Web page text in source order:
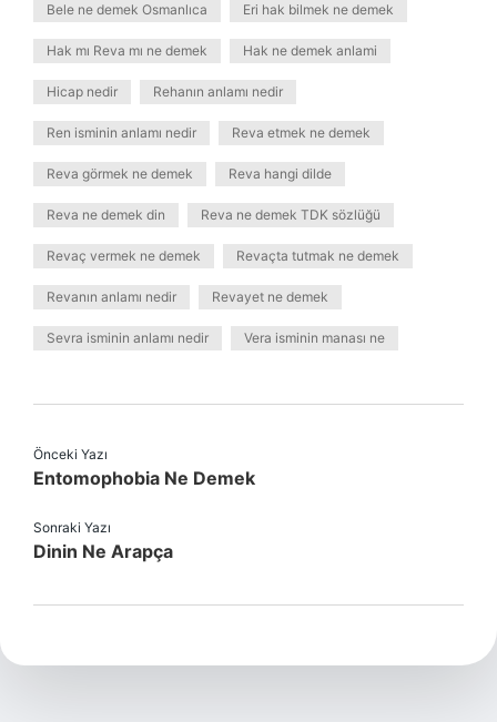
Bele ne demek Osmanlıca Eri hak bilmek ne demek
Hak mı Reva mı ne demek Hak ne demek anlami
Hicap nedir Rehanın anlamı nedir
Ren isminin anlamı nedir Reva etmek ne demek
Reva görmek ne demek Reva hangi dilde
Reva ne demek din Reva ne demek TDK sözlüğü
Revaç vermek ne demek Revaçta tutmak ne demek
Revanın anlamı nedir Revayet ne demek
Sevra isminin anlamı nedir Vera isminin manası ne
Önceki Yazı
Entomophobia Ne Demek
Sonraki Yazı
Dinin Ne Arapça